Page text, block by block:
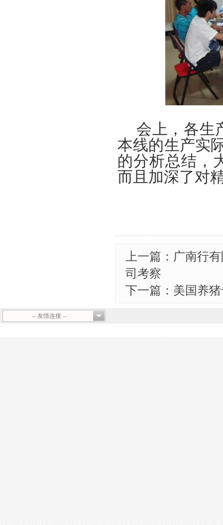
会上，各生
本线的生产实
的分析总结，
而且加深了对
上一篇：广南行
司考察
下一篇：美国养
-- 友情连接 --